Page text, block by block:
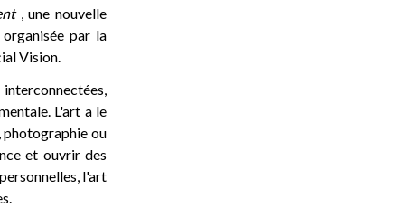
, une nouvelle
par la
Vision.
L'art a le
photographie ou
et ouvrir des
l'art